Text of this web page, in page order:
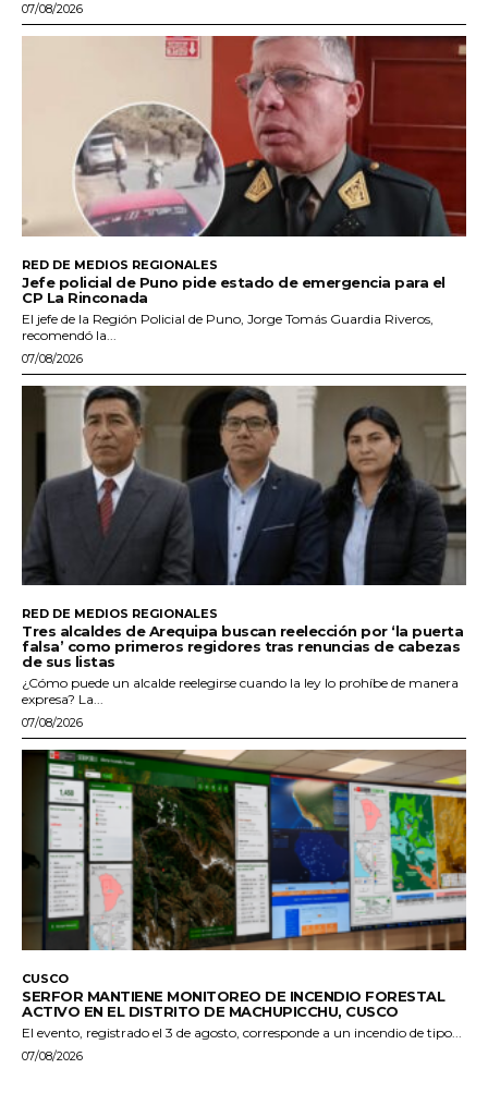
07/08/2026
RED DE MEDIOS REGIONALES
Jefe policial de Puno pide estado de emergencia para el
CP La Rinconada
El jefe de la Región Policial de Puno, Jorge Tomás Guardia Riveros,
recomendó la...
07/08/2026
RED DE MEDIOS REGIONALES
Tres alcaldes de Arequipa buscan reelección por ‘la puerta
falsa’ como primeros regidores tras renuncias de cabezas
de sus listas
¿Cómo puede un alcalde reelegirse cuando la ley lo prohíbe de manera
expresa? La...
07/08/2026
CUSCO
SERFOR MANTIENE MONITOREO DE INCENDIO FORESTAL
ACTIVO EN EL DISTRITO DE MACHUPICCHU, CUSCO
El evento, registrado el 3 de agosto, corresponde a un incendio de tipo...
07/08/2026